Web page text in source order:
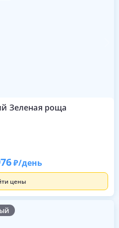
Зеленая роща
/день
цены